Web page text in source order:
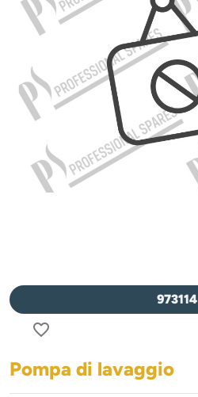
973114
favorite_border
Pompa di lavaggio